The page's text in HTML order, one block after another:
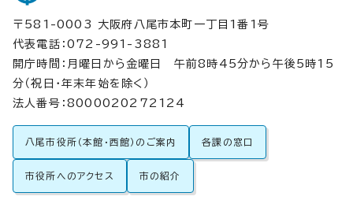
〒581-0003 大阪府八尾市本町一丁目1番1号
代表電話：072-991-3881
開庁時間：月曜日から金曜日 午前8時45分から午後5時15
分（祝日・年末年始を除く）
法人番号：8000020272124
八尾市役所（本館・西館）のご案内 各課の窓口
市役所へのアクセス 市の紹介